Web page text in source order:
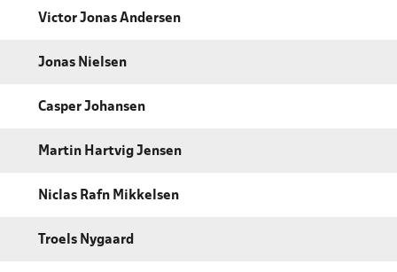
Victor Jonas Andersen
Jonas Nielsen
Casper Johansen
Martin Hartvig Jensen
Niclas Rafn Mikkelsen
Troels Nygaard